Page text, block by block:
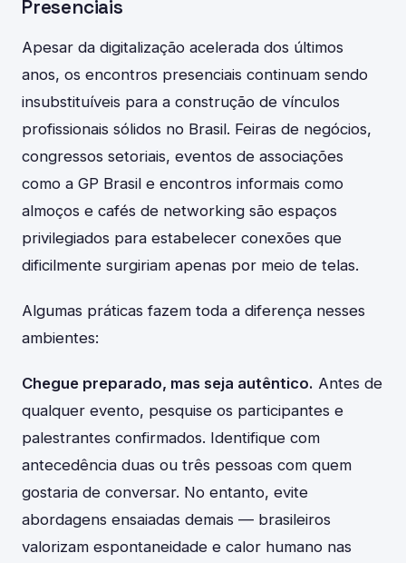
Presenciais
Apesar da digitalização acelerada dos últimos
anos, os encontros presenciais continuam sendo
insubstituíveis para a construção de vínculos
profissionais sólidos no Brasil. Feiras de negócios,
congressos setoriais, eventos de associações
como a GP Brasil e encontros informais como
almoços e cafés de networking são espaços
privilegiados para estabelecer conexões que
dificilmente surgiriam apenas por meio de telas.
Algumas práticas fazem toda a diferença nesses
ambientes:
Chegue preparado, mas seja autêntico. Antes de
qualquer evento, pesquise os participantes e
palestrantes confirmados. Identifique com
antecedência duas ou três pessoas com quem
gostaria de conversar. No entanto, evite
abordagens ensaiadas demais — brasileiros
valorizam espontaneidade e calor humano nas